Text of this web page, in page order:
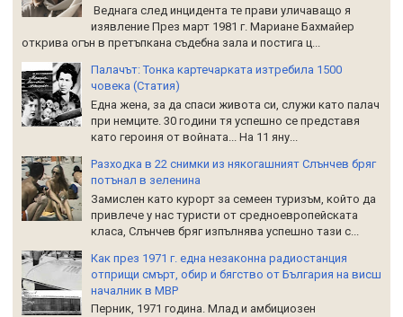
Веднага след инцидента те прави уличаващо я
изявление През март 1981 г. Мариане Бахмайер
открива огън в претъпкана съдебна зала и постига ц...
Палачът: Тонка картечарката изтребила 1500
човека (Статия)
Една жена, за да спаси живота си, служи като палач
при немците. 30 години тя успешно се представя
като героиня от войната... На 11 яну...
Разходка в 22 снимки из някогашният Слънчев бряг
потънал в зеленина
Замислен като курорт за семеен туризъм, който да
привлече у нас туристи от средноевропейската
класа, Слънчев бряг изпълнява успешно тази с...
Как през 1971 г. една незаконна радиостанция
отприщи смърт, обир и бягство от България на висш
началник в МВР
Перник, 1971 година. Млад и амбициозен